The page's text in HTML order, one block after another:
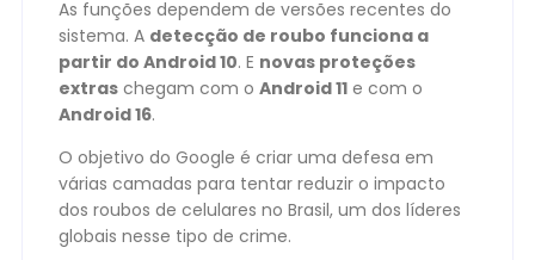
As funções dependem de versões recentes do
sistema. A detecção de roubo funciona a
partir do Android 10. E novas proteções
extras chegam com o Android 11 e com o
Android 16.
O objetivo do Google é criar uma defesa em
várias camadas para tentar reduzir o impacto
dos roubos de celulares no Brasil, um dos líderes
globais nesse tipo de crime.